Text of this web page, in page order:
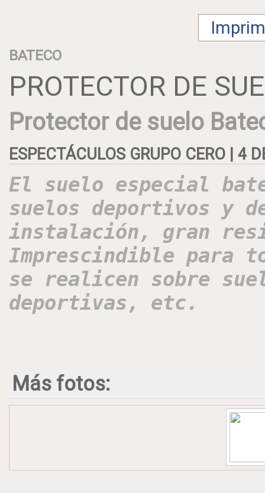
BATECO
PROTECTOR DE
Protector de suelo
ESPECTÁCULOS GRUPO CERO | 4
El suelo especial
suelos deportivos y
instalación, gran
Imprescindible para
se realicen sobre
deportivas, etc.
Más fotos: